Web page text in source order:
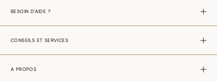
BESOIN D'AIDE ?
CONSEILS ET SERVICES
A PROPOS